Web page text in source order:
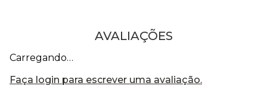
AVALIAÇÕES
Carregando…
Faça login para escrever uma avaliação.